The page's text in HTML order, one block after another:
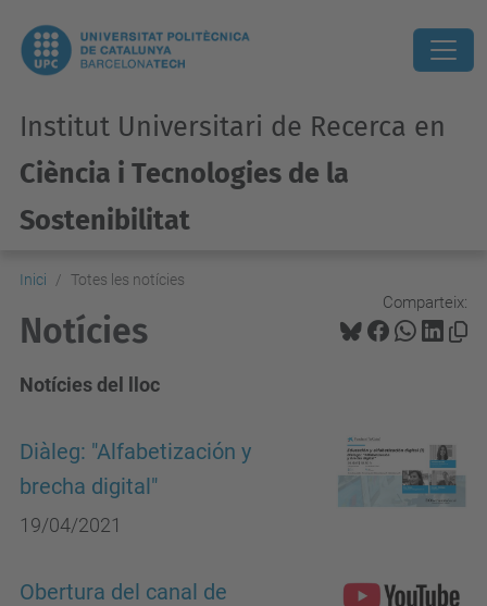
Institut Universitari de Recerca en
Ciència i Tecnologies de la
Sostenibilitat
Inici Totes les notícies
Comparteix:
Notícies
Notícies del lloc
Diàleg: "Alfabetización y
brecha digital"
19/04/2021
Obertura del canal de